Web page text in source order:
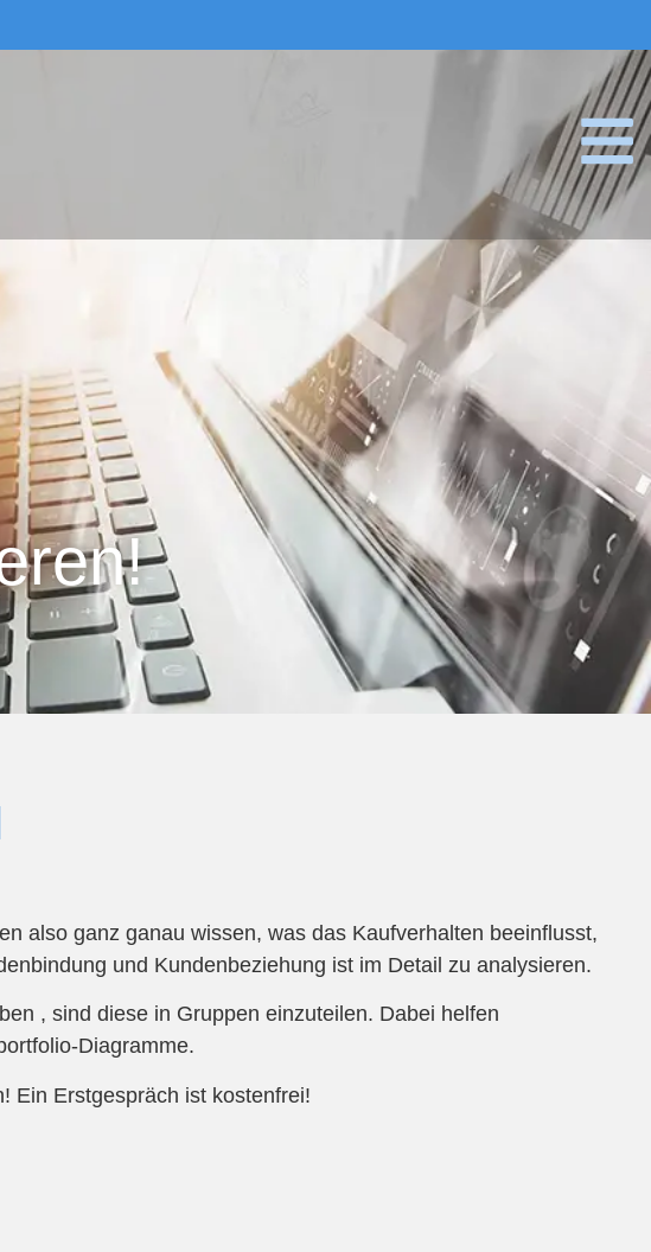
also ganz ganau wissen, was das Kaufverhalten beeinflusst,
und Kundenbeziehung ist im Detail zu analysieren.
, sind diese in Gruppen einzuteilen. Dabei helfen
Diagramme.
Ein Erstgespräch ist kostenfrei!